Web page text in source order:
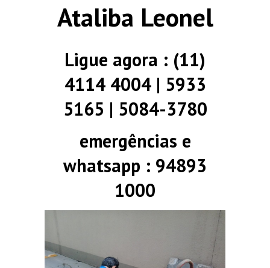
Ataliba Leonel
Ligue agora : (11)
4114 4004 | 5933
5165 | 5084-3780
emergências e
whatsapp : 94893
1000